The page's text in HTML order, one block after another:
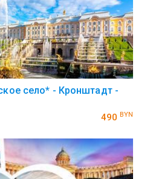
село* - Кронштадт -
490 BYN